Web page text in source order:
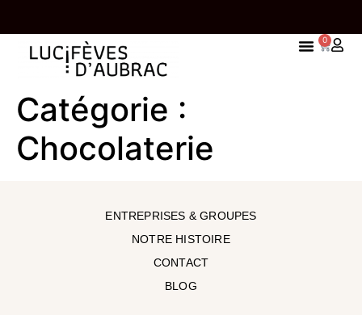
0
Catégorie :
Chocolaterie
ENTREPRISES & GROUPES
NOTRE HISTOIRE
CONTACT
BLOG